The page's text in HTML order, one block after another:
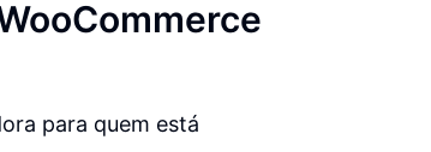
para quem está